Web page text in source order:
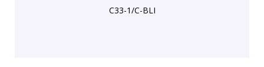
C33-1/C-BLI